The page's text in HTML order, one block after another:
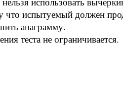
что испытуемый должен
анаграмму.
теста не ограничивается.